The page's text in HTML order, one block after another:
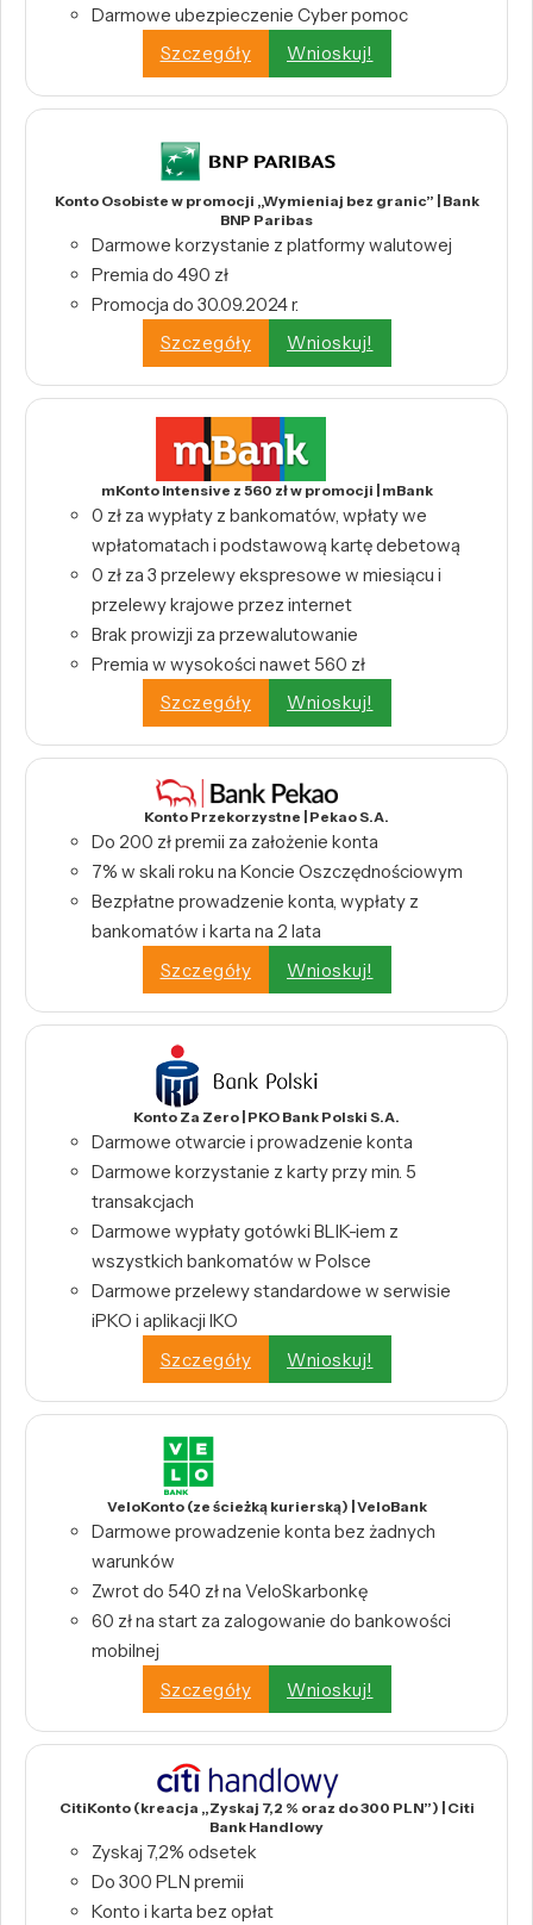
Darmowe ubezpieczenie Cyber pomoc
Szczegóły
Wnioskuj!
Konto Osobiste w promocji „Wymieniaj bez granic” | Bank
BNP Paribas
Darmowe korzystanie z platformy walutowej
Premia do 490 zł
Promocja do 30.09.2024 r.
Szczegóły
Wnioskuj!
mKonto Intensive z 560 zł w promocji | mBank
0 zł za wypłaty z bankomatów, wpłaty we
wpłatomatach i podstawową kartę debetową
0 zł za 3 przelewy ekspresowe w miesiącu i
przelewy krajowe przez internet
Brak prowizji za przewalutowanie
Premia w wysokości nawet 560 zł
Szczegóły
Wnioskuj!
Konto Przekorzystne | Pekao S.A.
Do 200 zł premii za założenie konta
7% w skali roku na Koncie Oszczędnościowym
Bezpłatne prowadzenie konta, wypłaty z
bankomatów i karta na 2 lata
Szczegóły
Wnioskuj!
Konto Za Zero | PKO Bank Polski S.A.
Darmowe otwarcie i prowadzenie konta
Darmowe korzystanie z karty przy min. 5
transakcjach
Darmowe wypłaty gotówki BLIK-iem z
wszystkich bankomatów w Polsce
Darmowe przelewy standardowe w serwisie
iPKO i aplikacji IKO
Szczegóły
Wnioskuj!
VeloKonto (ze ścieżką kurierską) | VeloBank
Darmowe prowadzenie konta bez żadnych
warunków
Zwrot do 540 zł na VeloSkarbonkę
60 zł na start za zalogowanie do bankowości
mobilnej
Szczegóły
Wnioskuj!
CitiKonto (kreacja „Zyskaj 7,2 % oraz do 300 PLN”) | Citi
Bank Handlowy
Zyskaj 7,2% odsetek
Do 300 PLN premii
Konto i karta bez opłat